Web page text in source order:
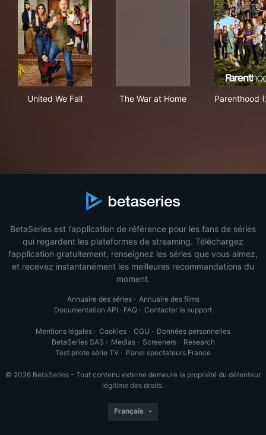
United We Fall The War at Home Parenthood
BetaSeries est l’application de référence pour les fans de séries
qui regardent les plateformes de streaming. Téléchargez
l’application gratuitement, renseignez les séries que vous aimez,
et recevez instantanément les meilleures recommandations du
moment.
Annuaire des séries· Annuaire des films
Documentation API · FAQ · Contacter le support
Mentions légales · Cookies · CGU · Données personnelles
BetaSeries SAS · Medias· Screeners· Research
Test pilote série TV · Panel spectateurs France
© 2026 BetaSeries - Tout contenu externe demeure la propriété du détenteur
légitime des droits.
Français